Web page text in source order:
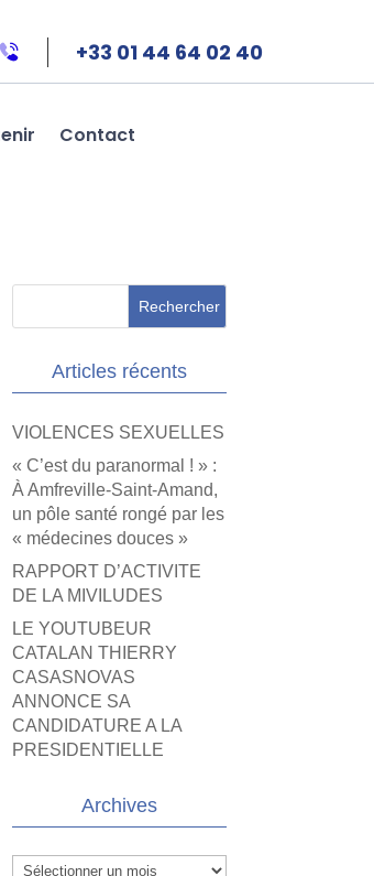
+33 01 44 64 02 40
Contact
Articles récents
VIOLENCES SEXUELLES
« C’est du paranormal ! » :
À Amfreville-Saint-Amand,
un pôle santé rongé par les
« médecines douces »
RAPPORT D’ACTIVITE
DE LA MIVILUDES
LE YOUTUBEUR
CATALAN THIERRY
CASASNOVAS
ANNONCE SA
CANDIDATURE A LA
PRESIDENTIELLE
Archives
Archives